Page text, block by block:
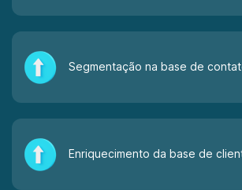
Segmentação na base de
Enriquecimento da base de